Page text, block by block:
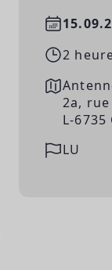
2
2a,
L-
LU